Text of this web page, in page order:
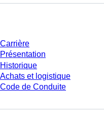
Carrière
Présentation
Historique
Achats et logistique
Code de Conduite